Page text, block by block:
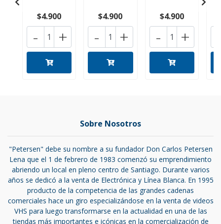
$4.900
+
-
$4.900
+
-
$4.900
+
-
Sobre Nosotros
"Petersen" debe su nombre a su fundador Don Carlos Petersen
Lena que el 1 de febrero de 1983 comenzó su emprendimiento
abriendo un local en pleno centro de Santiago. Durante varios
años se dedicó a la venta de Electrónica y Línea Blanca. En 1995
producto de la competencia de las grandes cadenas
comerciales hace un giro especializándose en la venta de videos
VHS para luego transformarse en la actualidad en una de las
tiendas más importantes e icónicas en la comercialización de